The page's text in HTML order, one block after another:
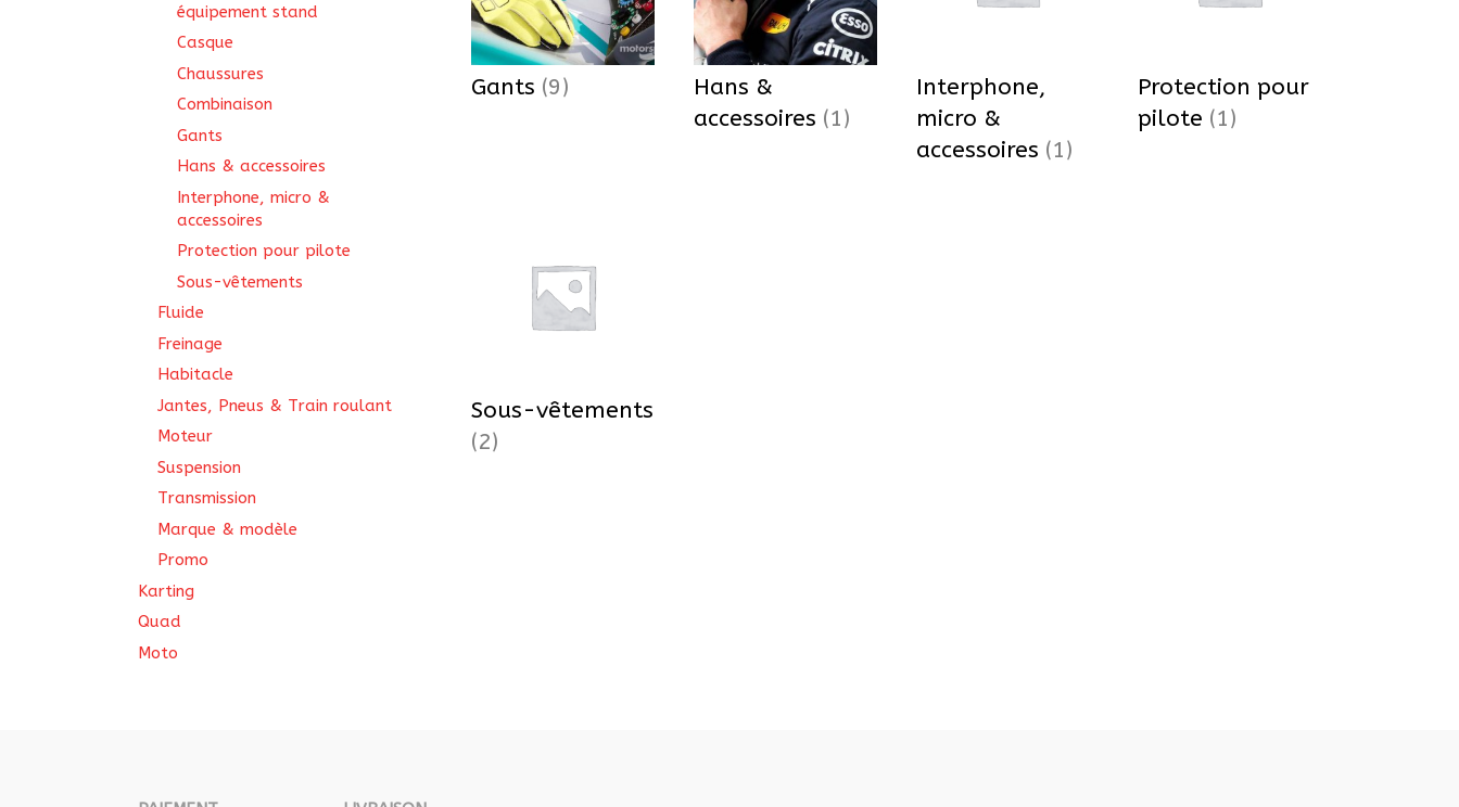
Gants (9)
Hans &
accessoires (1)
Interphone,
micro &
accessoires (1)
Protection pour
pilote (1)
Sous-vêtements
(2)
équipement stand
Casque
Chaussures
Combinaison
Gants
Hans & accessoires
Interphone, micro &
accessoires
Protection pour pilote
Sous-vêtements
Fluide
Freinage
Habitacle
Jantes, Pneus & Train roulant
Moteur
Suspension
Transmission
Marque & modèle
Promo
Karting
Quad
Moto